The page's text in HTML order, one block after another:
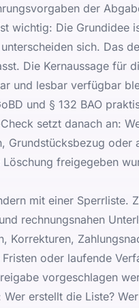
der
wichtig: Die Grundidee
sich. Das
. Die Kernaussage für
und lesbar verfügbar
und § 132 BAO
setzt danach an:
Grundstücksbezug oder
freigegeben
mit einer Sperrliste.
rechnungsnahen
Korrekturen,
oder laufende
vorgeschlagen
erstellt die Liste?